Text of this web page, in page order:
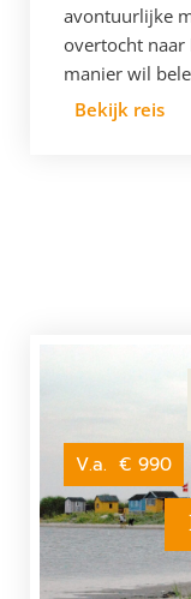
avontuurlijke
overtocht naar
manier wil
Bekijk reis
V.a. € 990